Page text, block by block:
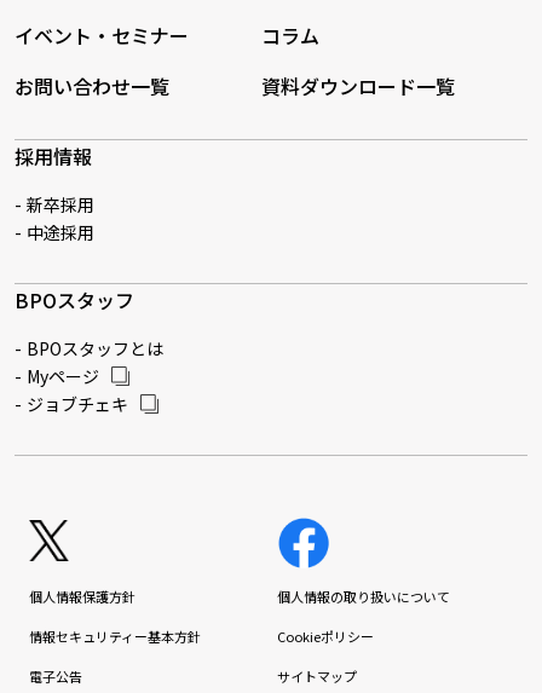
イベント・セミナー
コラム
お問い合わせ一覧
資料ダウンロード一覧
採用情報
新卒採用
中途採用
BPOスタッフ
BPOスタッフとは
Myページ
ジョブチェキ
個人情報保護方針 個人情報の取り扱いについて
情報セキュリティー基本方針 Cookieポリシー
電子公告 サイトマップ